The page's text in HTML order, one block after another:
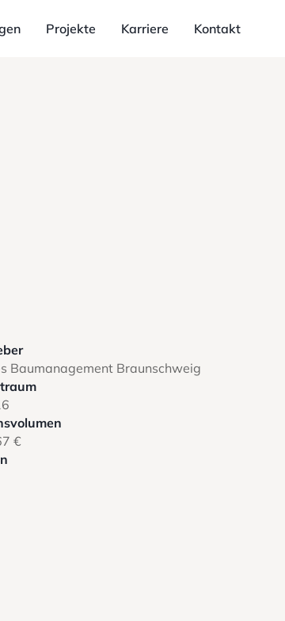
Projekte Karriere Kontakt
Baumanagement Braunschweig
€